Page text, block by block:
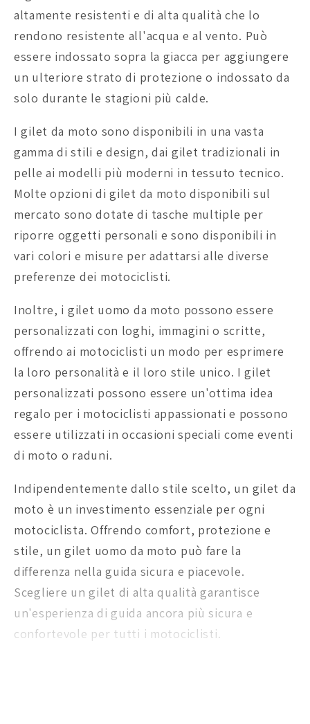
altamente resistenti e di alta qualità che lo
rendono resistente all'acqua e al vento. Può
essere indossato sopra la giacca per aggiungere
un ulteriore strato di protezione o indossato da
solo durante le stagioni più calde.
I gilet da moto sono disponibili in una vasta
gamma di stili e design, dai gilet tradizionali in
pelle ai modelli più moderni in tessuto tecnico.
Molte opzioni di gilet da moto disponibili sul
mercato sono dotate di tasche multiple per
riporre oggetti personali e sono disponibili in
vari colori e misure per adattarsi alle diverse
preferenze dei motociclisti.
Inoltre, i gilet uomo da moto possono essere
personalizzati con loghi, immagini o scritte,
offrendo ai motociclisti un modo per esprimere
la loro personalità e il loro stile unico. I gilet
personalizzati possono essere un'ottima idea
regalo per i motociclisti appassionati e possono
essere utilizzati in occasioni speciali come eventi
di moto o raduni.
Indipendentemente dallo stile scelto, un gilet da
moto è un investimento essenziale per ogni
motociclista. Offrendo comfort, protezione e
stile, un gilet uomo da moto può fare la
differenza nella guida sicura e piacevole.
Scegliere un gilet di alta qualità garantisce
un'esperienza di guida ancora più sicura e
confortevole per tutti i motociclisti.